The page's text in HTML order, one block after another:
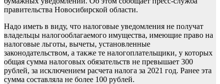
правительства Новосибирской области.
Надо иметь в виду, что налоговые уведомления не получат
владельцы налогооблагаемого имущества, имеющие право на
налоговые льготы, вычеты, установленные
законодательством, а также те налогоплательщики, у которых
общая сумма налоговых обязательств не превышает 300
рублей, за исключением расчета налога за 2021 год. Ранее эта
сумма составляла не более 100 рублей.